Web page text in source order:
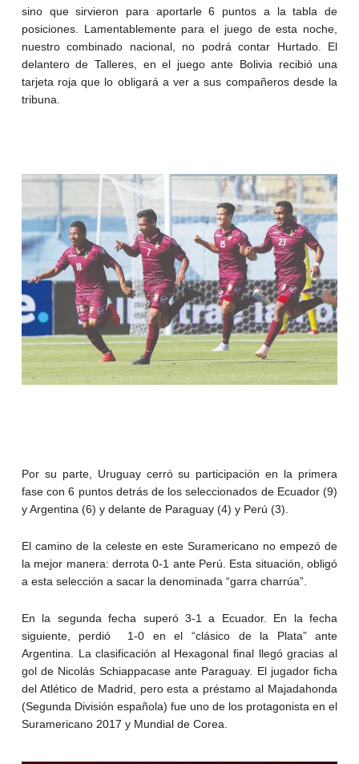
sino que sirvieron para aportarle 6 puntos a la tabla de
posiciones. Lamentablemente para el juego de esta noche,
nuestro combinado nacional, no podrá contar Hurtado. El
delantero de Talleres, en el juego ante Bolivia recibió una
tarjeta roja que lo obligará a ver a sus compañeros desde la
tribuna.
Por su parte, Uruguay cerró su participación en la primera
fase con 6 puntos detrás de los seleccionados de Ecuador (9)
y Argentina (6) y delante de Paraguay (4) y Perú (3).
El camino de la celeste en este Suramericano no empezó de
la mejor manera: derrota 0-1 ante Perú. Esta situación, obligó
a esta selección a sacar la denominada “garra charrúa”.
En la segunda fecha superó 3-1 a Ecuador. En la fecha
siguiente, perdió 1-0 en el “clásico de la Plata” ante
Argentina. La clasificación al Hexagonal final llegó gracias al
gol de Nicolás Schiappacase ante Paraguay. El jugador ficha
del Atlético de Madrid, pero esta a préstamo al Majadahonda
(Segunda División española) fue uno de los protagonista en el
Suramericano 2017 y Mundial de Corea.